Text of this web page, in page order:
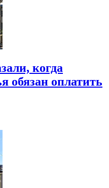
когда
обязан оплатить